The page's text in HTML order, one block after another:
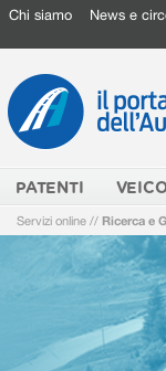
Chi siamo News e
PATENTI
Servizi online // Ricerca e